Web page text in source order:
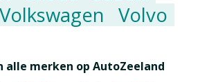
Volkswagen Volvo
alle merken op AutoZeeland